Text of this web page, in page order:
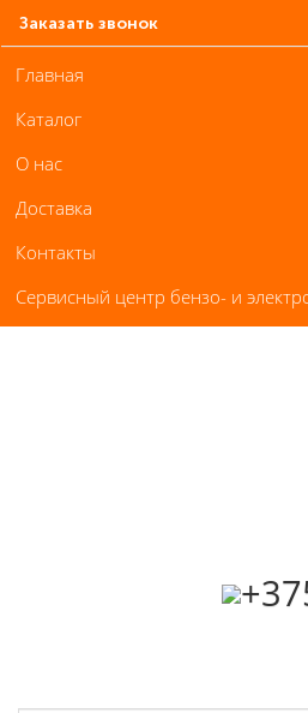
Заказать звонок
Главная
Каталог
О нас
Доставка
Контакты
Сервисный центр бензо- и